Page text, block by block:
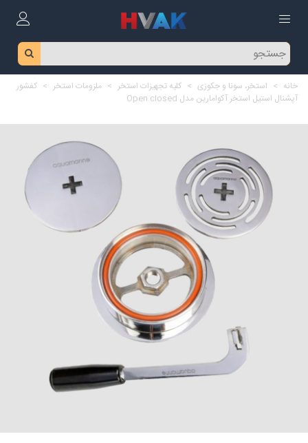
خانه > استخر، سونا و جکوزی > کلیه تجهیزات استخر > ملزومات استخر > کفشور
آپشنال استیل استخر آکوامارین مدل Open closed